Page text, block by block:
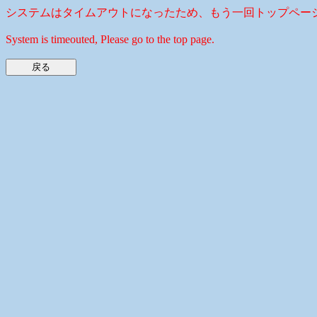
システムはタイムアウトになったため、もう一回トップペー
System is timeouted, Please go to the top page.